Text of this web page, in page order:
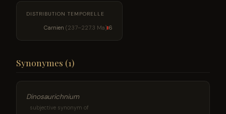
DISTRIBUTION TEMPORELLE
Carnien (237–227.3 Ma) 6
Synonymes (1)
Dinosaurichnium
subjective synonym of